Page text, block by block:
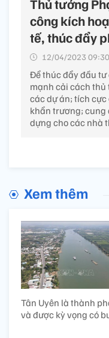
Thủ tướng
công kích
tế, thúc đẩy
12/04/2023
Để thúc đẩy đầu
mạnh cải cách
các dự án; tích
khẩn trương; cung
dựng cho các nhà
Xem thêm
Tân Uyên là thành
và được kỳ vọng có